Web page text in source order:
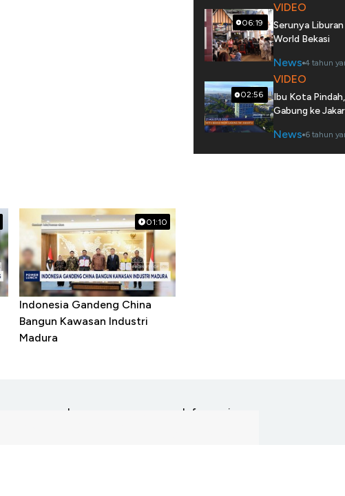
01:10
Indonesia Gandeng China
Bangun Kawasan Industri
Madura
06:19
VIDEO
Serunya
World Bekasi
News 4 tahun
02:56
VIDEO
Ibu Kota
Gabung ke
News 6 tahun
Layanan Informasi